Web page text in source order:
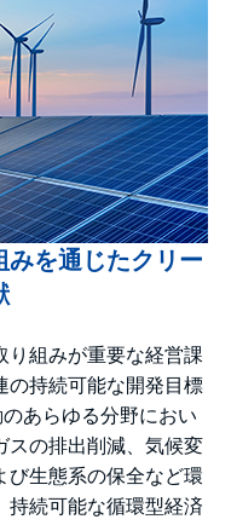
みを通じたクリー
り組みが重要な経営課
の持続可能な開発目標
あらゆる分野におい
スの排出削減、気候変
び生態系の保全など環
持続可能な循環型経済